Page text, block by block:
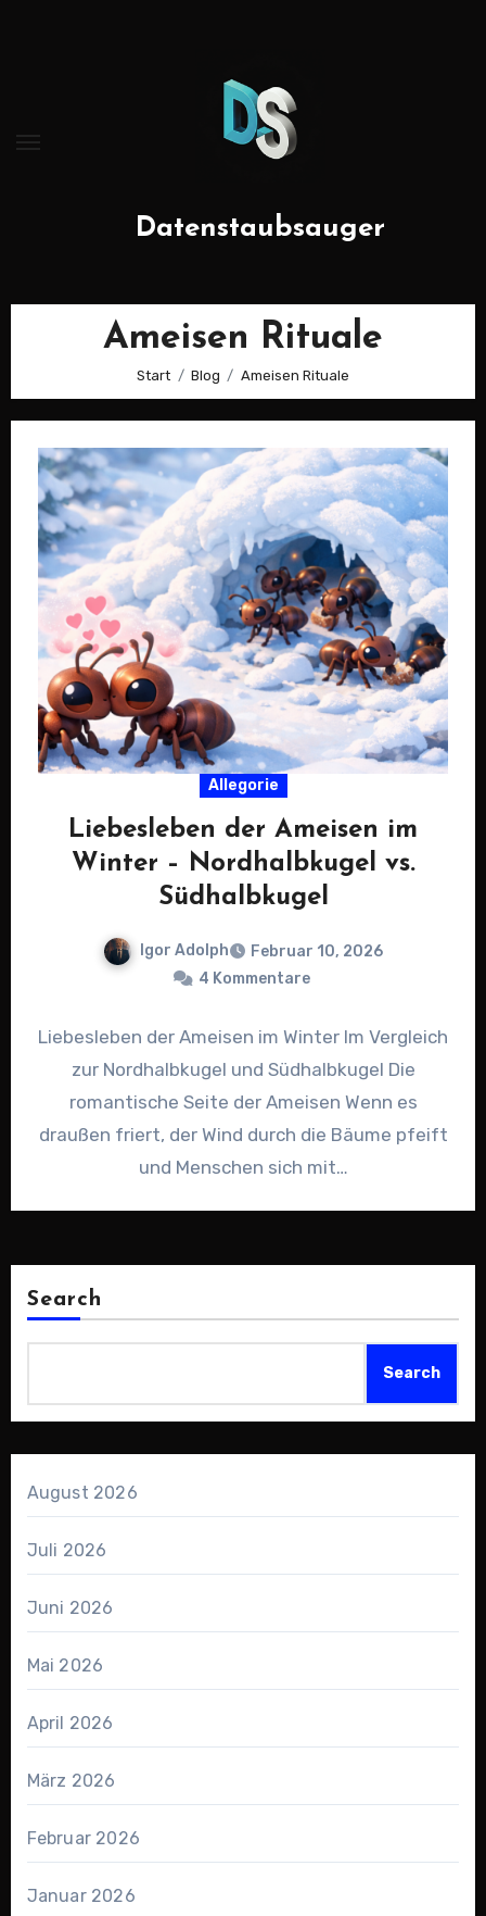
Datenstaubsauger
Ameisen Rituale
Start Blog Ameisen Rituale
Allegorie
Liebesleben der Ameisen im
Winter – Nordhalbkugel vs.
Südhalbkugel
Igor Adolph
Februar 10, 2026
4 Kommentare
Liebesleben der Ameisen im Winter Im Vergleich
zur Nordhalbkugel und Südhalbkugel Die
romantische Seite der Ameisen Wenn es
draußen friert, der Wind durch die Bäume pfeift
und Menschen sich mit…
Search
Search
August 2026
Juli 2026
Juni 2026
Mai 2026
April 2026
März 2026
Februar 2026
Januar 2026